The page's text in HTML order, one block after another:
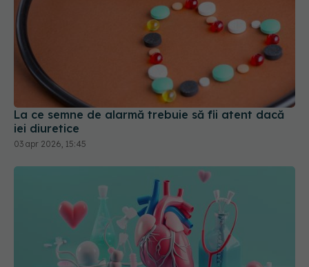
La ce semne de alarmă trebuie să fii atent dacă
iei diuretice
03 apr 2026, 15:45